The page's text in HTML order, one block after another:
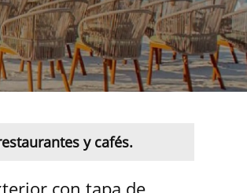
y cafés.
con tapa de